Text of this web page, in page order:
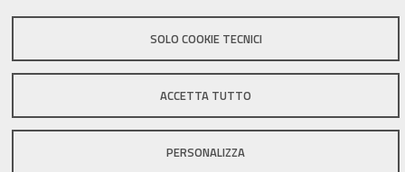
SOLO COOKIE TECNICI
ACCETTA TUTTO
PERSONALIZZA
DPO|Accessibilità